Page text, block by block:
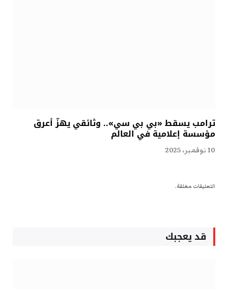
ترامب يسقط «بي بي سي».. وثائقي يهزّ أعرق
مؤسسة إعلامية في العالم
10 نوفمبر، 2025
التعليقات مغلقة.
قد يعجبك